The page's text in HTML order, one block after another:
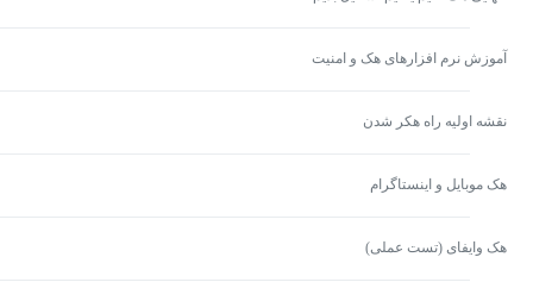
آموزش نرم افزارهای هک و امنیت
نقشه اولیه راه هکر شدن
هک موبایل و اینستاگرام
هک وایفای (تست عملی)